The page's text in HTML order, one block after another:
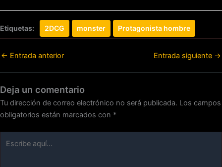
Etiquetas: 2DCG monster Protagonista hombre
← Entrada anterior Entrada siguiente →
Deja un comentario
Tu dirección de correo electrónico no será publicada. Los campos
obligatorios están marcados con *
aquí...